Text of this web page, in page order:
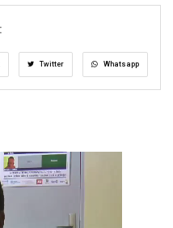
Twitter Whatsapp